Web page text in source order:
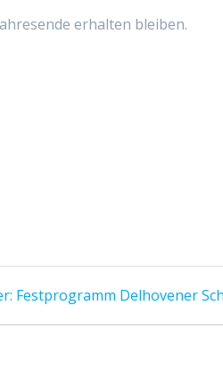
erhalten bleiben.
Festprogramm Delhovener